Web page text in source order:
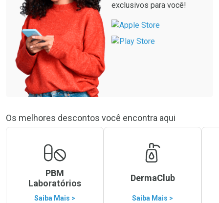
exclusivos para você!
Os melhores descontos você encontra aqui
PBM
Laboratórios
Saiba Mais >
DermaClub
Saiba Mais >